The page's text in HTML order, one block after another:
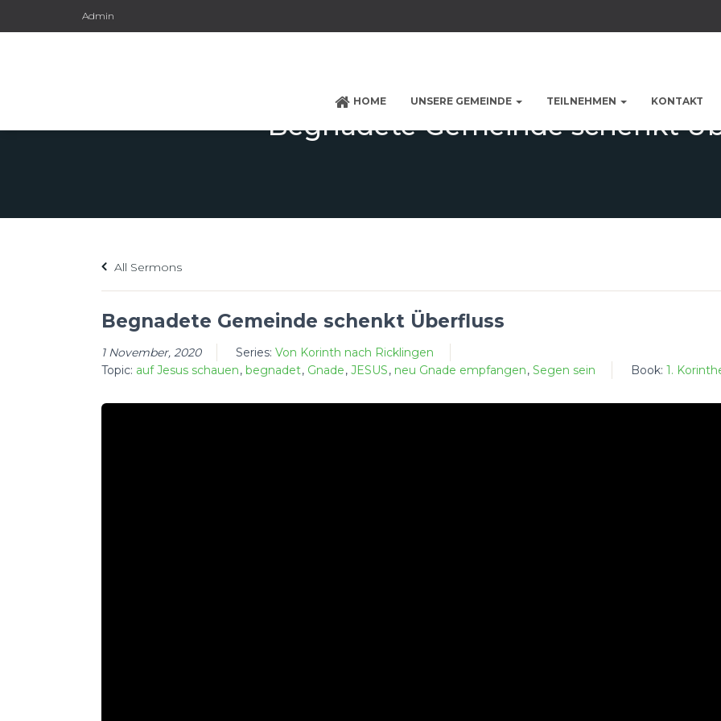
Admin
HOME UNSERE GEMEINDE TEILNEHMEN KONTAKT
Begnadete Gemeinde schenkt
All Sermons
Begnadete Gemeinde schenkt Überfluss
1 November, 2020 Series: Von Korinth nach Ricklingen
Topic: auf Jesus schauen, begnadet, Gnade, JESUS, neu Gnade empfangen, Segen sein Book: 1.